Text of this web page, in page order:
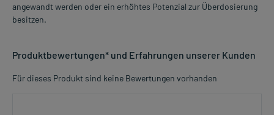
angewandt werden oder ein erhöhtes Potenzial zur Überdosierung
besitzen.
Produktbewertungen* und Erfahrungen unserer Kunden
Für dieses Produkt sind keine Bewertungen vorhanden